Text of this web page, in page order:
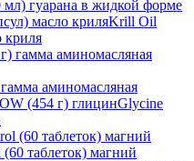
мл) гуарана в жидкой форме
Krill Oil
криля
аминомасляная
Glycine
таблеток) магний